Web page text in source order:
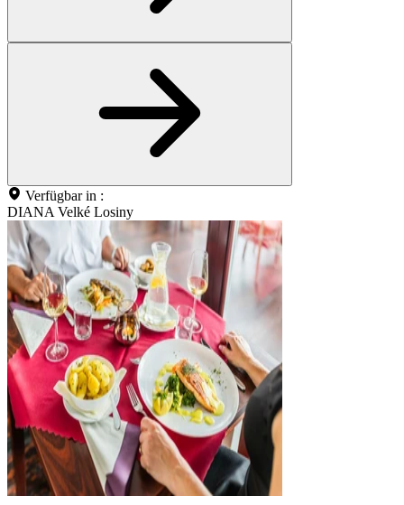
Verfügbar in :
DIANA Velké Losiny